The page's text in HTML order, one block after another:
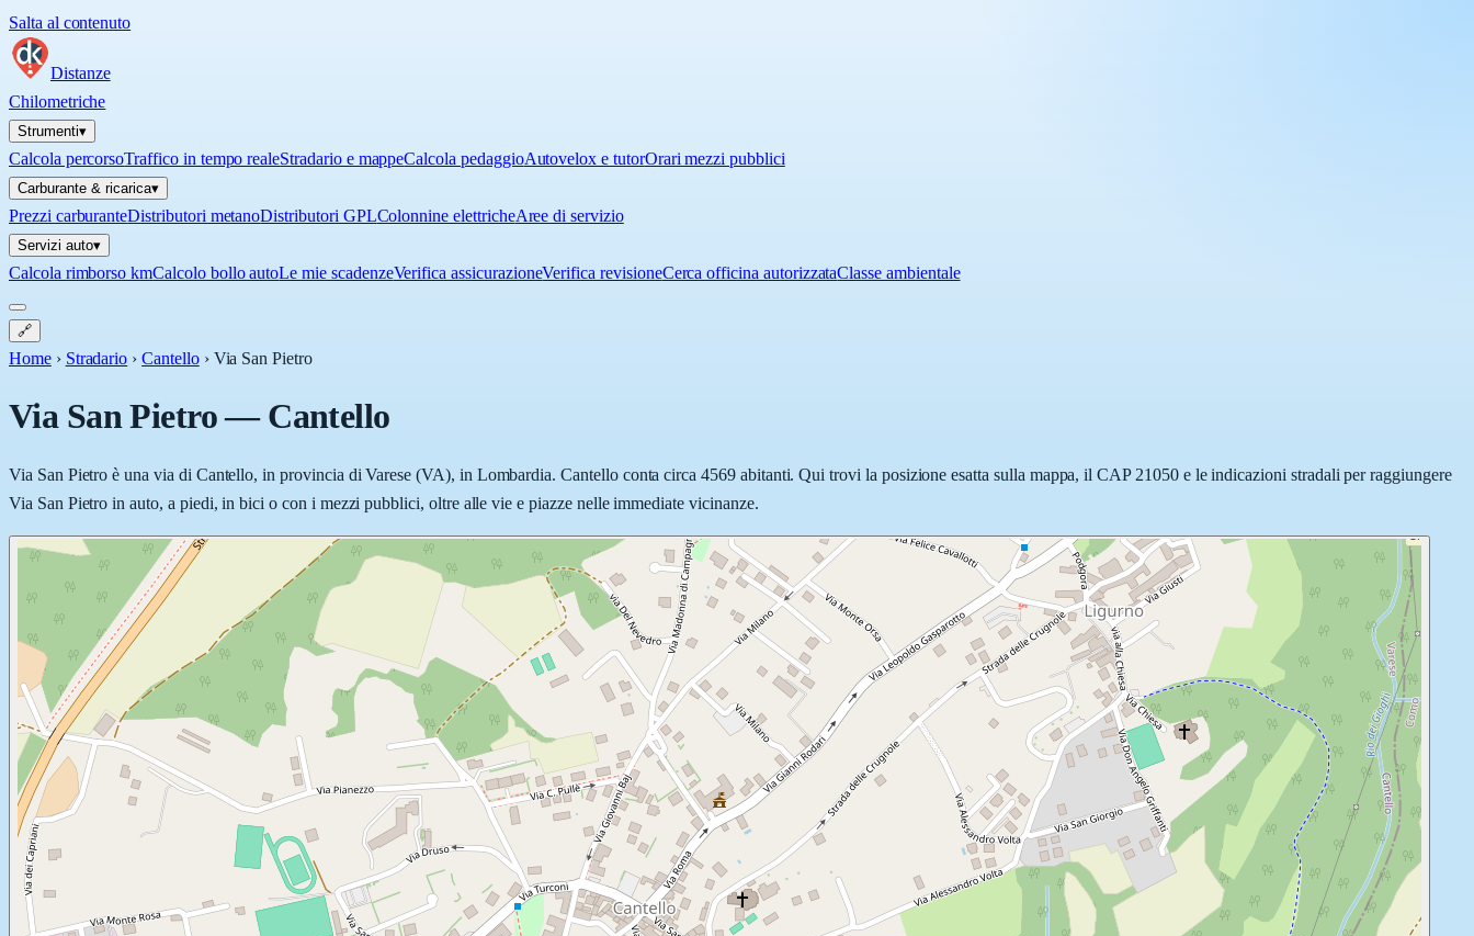
Salta al contenuto
Distanze
Chilometriche
Strumenti▾
Calcola percorsoTraffico in tempo realeStradario e mappeCalcola pedaggioAutovelox e tutorOrari mezzi pubblici
Carburante & ricarica▾
Prezzi carburanteDistributori metanoDistributori GPLColonnine elettricheAree di servizio
Servizi auto▾
Calcola rimborso kmCalcolo bollo autoLe mie scadenzeVerifica assicurazioneVerifica revisioneCerca officina autorizzataClasse ambientale
🔗
Home › Stradario › Cantello › Via San Pietro
Via San Pietro—Cantello
Via San Pietro è una via di Cantello, in provincia di Varese (VA), in Lombardia. Cantello conta circa 4569 abitanti. Qui trovi la posizione esatta sulla mappa, il CAP 21050 e le indicazioni stradali per raggiungere
Via San Pietro in auto, a piedi, in bici o con i mezzi pubblici, oltre alle vie e piazze nelle immediate vicinanze.